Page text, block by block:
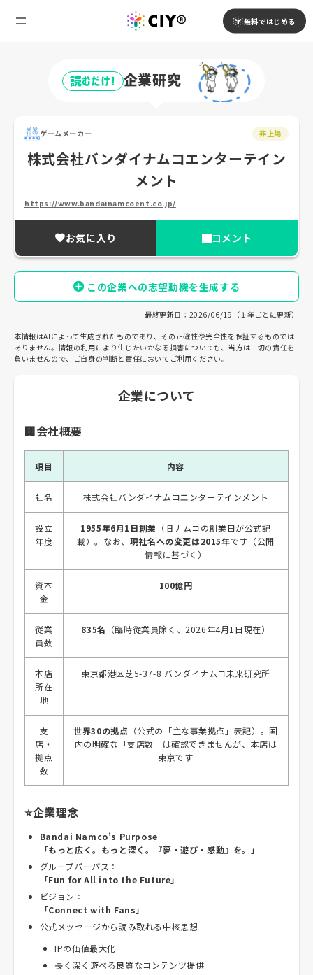
無料ではじめる
読むだけ! 企業研究
ゲームメーカー 非上場
株式会社バンダイナムコエンターテイン
メント
https://www.bandainamcoent.co.jp/
お気に入り コメント
この企業への志望動機を生成する
最終更新日：2026/06/19（１年ごとに更新）
本情報はAIによって生成されたものであり、その正確性や完全性を保証するものでは
ありません。情報の利用により生じたいかなる損害についても、当方は一切の責任を
負いませんので、ご自身の判断と責任においてご利用ください。
企業について
🏢会社概要
項目 内容
社名 株式会社バンダイナムコエンターテインメント
設立
年度
1955年6月1日創業 （旧ナムコの創業日が公式記
載）。なお、 現社名への変更は2015年です（公開
情報に基づく）
資本
金
100億円
従業
員数
835名 （臨時従業員除く、2026年4月1日現在）
本店
所在
地
東京都港区芝5-37-8 バンダイナムコ未来研究所
支
店・
拠点
数
世界30の拠点 （公式の「主な事業拠点」表記）。国
内の明確な「支店数」は確認できませんが、本店は
東京です
⭐企業理念
Bandai Namco’s Purpose
「もっと広く。もっと深く。『夢・遊び・感動』を。」
グループパーパス：
「Fun for All into the Future」
ビジョン：
「Connect with Fans」
公式メッセージから読み取れる中核思想
IPの価値最大化
長く深く遊べる良質なコンテンツ提供